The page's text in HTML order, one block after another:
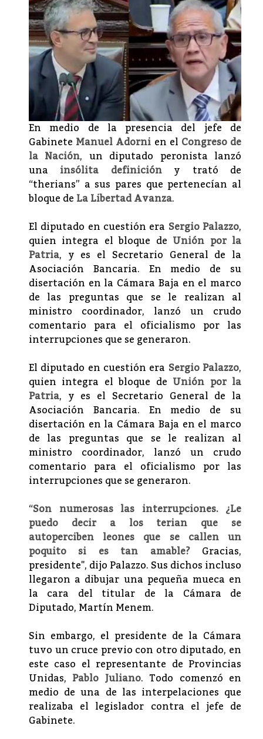
En medio de la presencia del jefe de
Gabinete Manuel Adorni en el Congreso de
la Nación, un diputado peronista lanzó
una insólita definicióny trató de
“therians” a sus pares que pertenecían al
bloque deLa Libertad Avanza.
El diputado en cuestión era Sergio Palazzo,
quien integra el bloque de Unión por la
Patria, y es el Secretario General de la
Asociación Bancaria. En medio de su
disertación en la Cámara Baja en el marco
de las preguntas que se le realizan al
ministro coordinador, lanzó un crudo
comentario para el oficialismo por las
interrupciones que se generaron.
El diputado en cuestión era Sergio Palazzo,
quien integra el bloque de Unión por la
Patria, y es el Secretario General de la
Asociación Bancaria. En medio de su
disertación en la Cámara Baja en el marco
de las preguntas que se le realizan al
ministro coordinador, lanzó un crudo
comentario para el oficialismo por las
interrupciones que se generaron.
“Son numerosas las interrupciones. ¿Le
puedo decir a los terian que se
autoperciben leones que se callen un
poquito si es tan amable?Gracias,
presidente", dijo Palazzo. Sus dichos incluso
llegaron a dibujar una pequeña mueca en
la cara del titular de la Cámara de
Diputado, Martín Menem.
Sin embargo, el presidente de la Cámara
tuvo un cruce previo con otro diputado, en
este caso el representante de Provincias
Unidas, Pablo Juliano. Todo comenzó en
medio de una de las interpelaciones que
realizaba el legislador contra el jefe de
Gabinete.